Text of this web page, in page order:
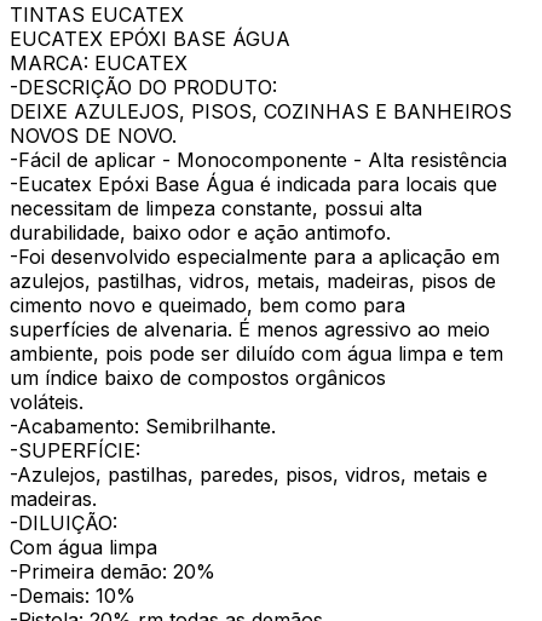
TINTAS EUCATEX
EUCATEX EPÓXI BASE ÁGUA
MARCA: EUCATEX
-DESCRIÇÃO DO PRODUTO:
DEIXE AZULEJOS, PISOS, COZINHAS E BANHEIROS
NOVOS DE NOVO.
-Fácil de aplicar - Monocomponente - Alta resistência
-Eucatex Epóxi Base Água é indicada para locais que
necessitam de limpeza constante, possui alta
durabilidade, baixo odor e ação antimofo.
-Foi desenvolvido especialmente para a aplicação em
azulejos, pastilhas, vidros, metais, madeiras, pisos de
cimento novo e queimado, bem como para
superfícies de alvenaria. É menos agressivo ao meio
ambiente, pois pode ser diluído com água limpa e tem
um índice baixo de compostos orgânicos
voláteis.
-Acabamento: Semibrilhante.
-SUPERFÍCIE:
-Azulejos, pastilhas, paredes, pisos, vidros, metais e
madeiras.
-DILUIÇÃO:
Com água limpa
-Primeira demão: 20%
-Demais: 10%